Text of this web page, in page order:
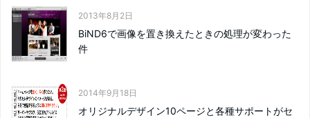
2013年8月2日
BiND6で画像を置き換えたときの処理が変わった
件
2014年9月18日
オリジナルデザイン10ページと各種サポートがセ